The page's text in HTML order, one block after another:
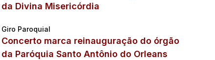
da Divina Misericórdia
Giro Paroquial
Concerto marca reinauguração do órgão
da Paróquia Santo Antônio do Orleans